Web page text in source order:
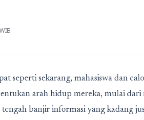
seperti sekarang, mahasiswa dan
arah hidup mereka, mulai
banjir informasi yang kadang